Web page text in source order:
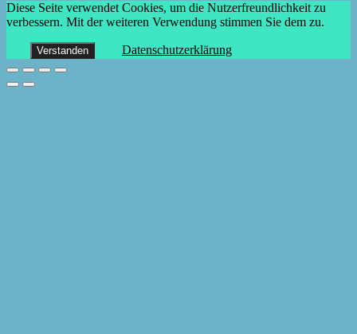
Diese Seite verwendet Cookies, um die Nutzerfreundlichkeit zu
verbessern. Mit der weiteren Verwendung stimmen Sie dem zu.
Verstanden Datenschutzerklärung